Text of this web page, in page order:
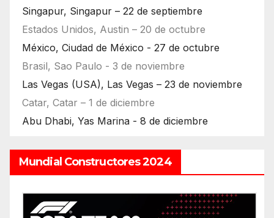
Singapur, Singapur – 22 de septiembre
Estados Unidos, Austin – 20 de octubre
México, Ciudad de México - 27 de octubre
Brasil, Sao Paulo - 3 de noviembre
Las Vegas (USA), Las Vegas – 23 de noviembre
Catar, Catar – 1 de diciembre
Abu Dhabi, Yas Marina - 8 de diciembre
Mundial Constructores 2024